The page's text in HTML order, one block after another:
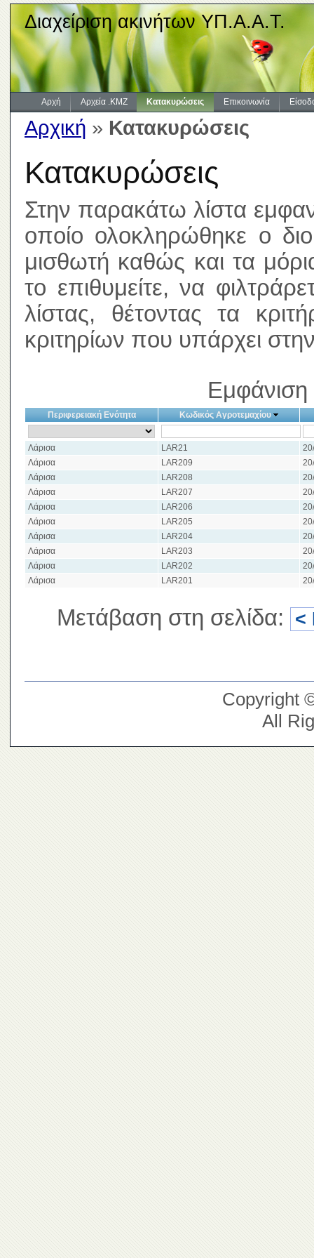
Διαχείριση ακινήτων ΥΠ.Α.Α.Τ.
Αρχή Αρχεία .KMZ Κατακυρώσεις Επικοινωνία
Αρχική » Κατακυρώσεις
Κατακυρώσεις
Στην παρακάτω λίστα
οποίο ολοκληρώθηκε ο
μισθωτή καθώς και τα
το επιθυμείτε, να
λίστας, θέτοντας τα
κριτηρίων που υπάρχει
Περιφερειακή Ενότητα Κωδικός Αγροτεμαχίου
Λάρισα LAR21
Λάρισα
LAR209
Λάρισα
LAR208
Λάρισα
LAR207
Λάρισα
LAR206
Λάρισα
LAR205
Λάρισα
LAR204
Λάρισα
LAR203
Λάρισα
LAR202
Λάρισα
LAR201
Μετάβαση στη σελίδα: <
Copyright
All